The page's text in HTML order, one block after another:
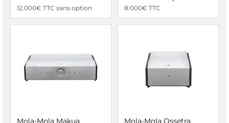
12.000€ TTC sans option 8.000€ TTC
Mola-Mola Makua Mola-Mola Ossetra